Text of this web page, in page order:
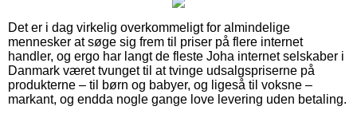
Det er i dag virkelig overkommeligt for almindelige
mennesker at søge sig frem til priser på flere internet
handler, og ergo har langt de fleste Joha internet selskaber i
Danmark været tvunget til at tvinge udsalgspriserne på
produkterne – til børn og babyer, og ligeså til voksne –
markant, og endda nogle gange love levering uden betaling.